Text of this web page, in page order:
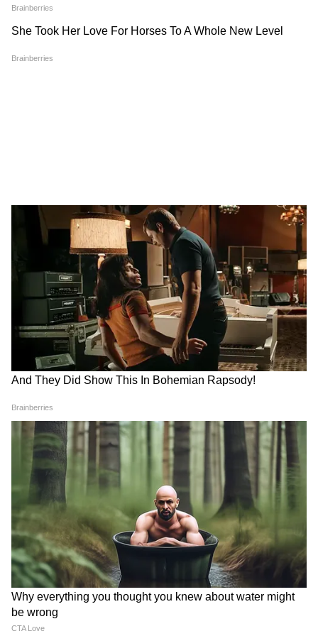
समुद्री क्षमता का बड़ा उदाहरण माना गया। इस जहाज ने
करीब 46,313 टन LPG सुरक्षित पहुंचाई।
खाद सुरक्षा :सरकार ने खरीफ सीजन से पहले करीब
177 लाख टन उर्वरक स्टॉक सुरक्षित रखा। चूंकि उर्वरक
उत्पादन प्राकृतिक गैस पर निर्भर करता है, इसलिए यह
कदम बेहद अहम माना गया। अधिकारियों के मुताबिक
खाद उपलब्धता पिछले स्टॉक की तुलना में करीब 36
प्रतिशत अधिक रही।
MSME राहत: ऊर्जा लागत बढ़ने से छोटे उद्योगों पर
असर न पड़े, इसके लिए सरकार ने ₹2.5 लाख करोड़
का MSME क्रेडिट गारंटी फ्रेमवर्क तैयार किया।
एविएशन सेक्टर को राहत
पार्किंग चार्ज में लगभग 25 प्रतिशत तक कटौती की गई
ताकि एविएशन फ्यूल महंगा होने के बावजूद घरेलू हवाई
किराए बेकाबू न हों।
भारत ने चलाया सबसे बड़ा नागरिक निकासी अभियान
ऊर्जा संकट के साथ-साथ भारत ने हाल के वर्षों का सबसे
बड़ा गैर-युद्धकालीन निकासी अभियान भी चलाया। करीब
4.75 लाख भारतीय नागरिकों को पश्चिम एशिया के अस्थिर
क्षेत्रों से सुरक्षित निकाला गया या सहायता पहुंचाई गई। यह
संख्या माल्टा और मालदीव जैसे देशों की कुल आबादी के